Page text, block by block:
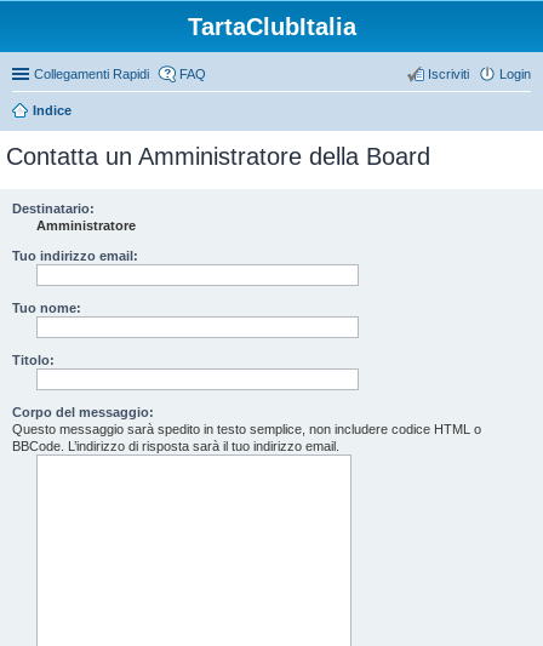
TartaClubItalia
Collegamenti Rapidi FAQ Login
Iscriviti
Indice
Contatta un Amministratore della Board
Destinatario:
Amministratore
Tuo indirizzo email:
Tuo nome:
Titolo:
Corpo del messaggio:
Questo messaggio sarà spedito in testo semplice, non includere codice HTML o
BBCode. L’indirizzo di risposta sarà il tuo indirizzo email.